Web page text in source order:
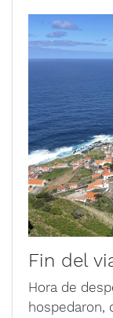
Fin del
Hora de
hospedaron,